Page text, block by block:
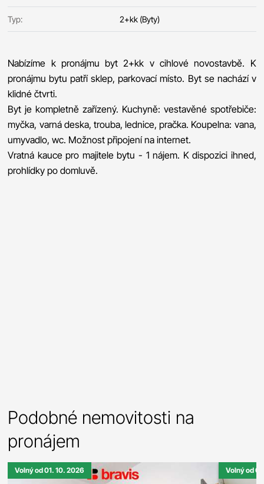
Typ: 2+kk (Byty)
Nabízíme k pronájmu byt 2+kk v cihlové novostavbě. K
pronájmu bytu patří sklep, parkovací místo. Byt se nachází v
klidné čtvrti.
Byt je kompletně zařízený. Kuchyně: vestavěné spotřebiče:
myčka, varná deska, trouba, lednice, pračka. Koupelna: vana,
umyvadlo, wc. Možnost připojení na internet.
Vratná kauce pro majitele bytu - 1 nájem. K dispozici ihned,
prohlídky po domluvě.
Podobné nemovitosti na
pronájem
Volný od 01. 10. 2026 Volný od